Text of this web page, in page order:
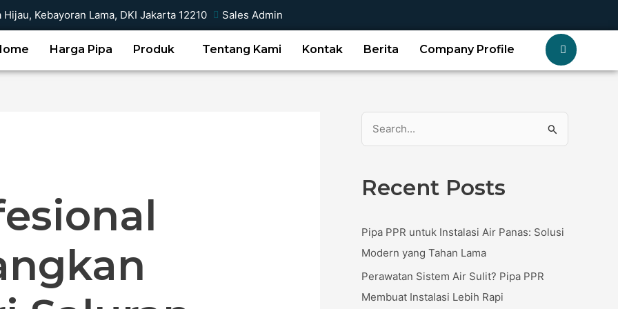
Kebayoran Lama, DKI Jakarta 12210 Sales Admin
Harga Pipa Produk Tentang Kami Kontak Berita Company Profile
r
h
f
o
r
Recent Posts
Pipa PPR untuk Instalasi Air Panas: Solusi
Modern yang Tahan Lama
Perawatan Sistem Air Sulit? Pipa PPR
Membuat Instalasi Lebih Rapi